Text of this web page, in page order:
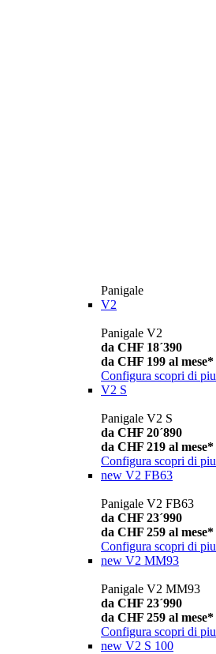
Panigale
V2
Panigale V2
da CHF 18´390
da CHF 199 al mese*
Configura scopri di piu
V2 S
Panigale V2 S
da CHF 20´890
da CHF 219 al mese*
Configura scopri di piu
new V2 FB63
Panigale V2 FB63
da CHF 23´990
da CHF 259 al mese*
Configura scopri di piu
new V2 MM93
Panigale V2 MM93
da CHF 23´990
da CHF 259 al mese*
Configura scopri di piu
new V2 S 100